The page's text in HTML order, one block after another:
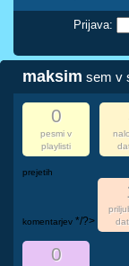
Prijava:
maksim sem v
0
pesmi v
playlisti
prejetih
komentarjev */?>
0